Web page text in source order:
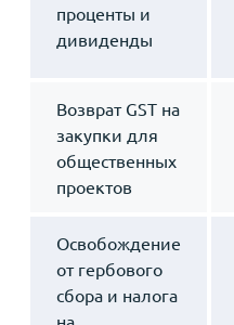
проценты и
дивиденды
Возврат GST на
закупки для
общественных
проектов
Освобождение
от гербового
сбора и налога
на